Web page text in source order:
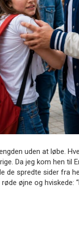
uden at løbe.
Da jeg kom hen til
de spredte sider fra
øjne og hviskede: